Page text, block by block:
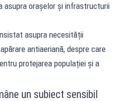
asupra orașelor și infrastructurii
asupra necesității
antiaeriană, despre care
protejarea populației și a
un subiect sensibil